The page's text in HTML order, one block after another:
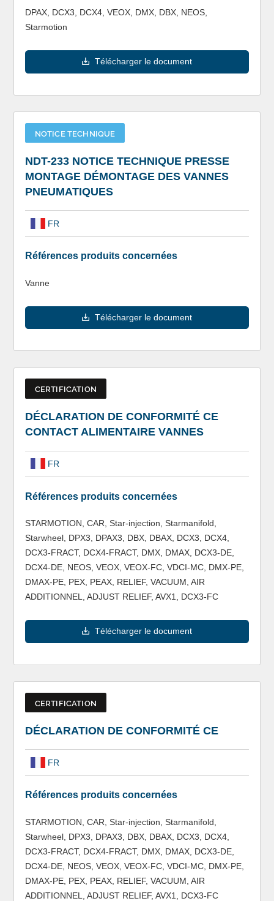
DPAX, DCX3, DCX4, VEOX, DMX, DBX, NEOS,
Starmotion
Télécharger le document
NOTICE TECHNIQUE
NDT-233 NOTICE TECHNIQUE PRESSE
MONTAGE DÉMONTAGE DES VANNES
PNEUMATIQUES
FR
Références produits concernées
Vanne
Télécharger le document
CERTIFICATION
DÉCLARATION DE CONFORMITÉ CE
CONTACT ALIMENTAIRE VANNES
FR
Références produits concernées
STARMOTION, CAR, Star-injection, Starmanifold,
Starwheel, DPX3, DPAX3, DBX, DBAX, DCX3, DCX4,
DCX3-FRACT, DCX4-FRACT, DMX, DMAX, DCX3-DE,
DCX4-DE, NEOS, VEOX, VEOX-FC, VDCI-MC, DMX-PE,
DMAX-PE, PEX, PEAX, RELIEF, VACUUM, AIR
ADDITIONNEL, ADJUST RELIEF, AVX1, DCX3-FC
Télécharger le document
CERTIFICATION
DÉCLARATION DE CONFORMITÉ CE
FR
Références produits concernées
STARMOTION, CAR, Star-injection, Starmanifold,
Starwheel, DPX3, DPAX3, DBX, DBAX, DCX3, DCX4,
DCX3-FRACT, DCX4-FRACT, DMX, DMAX, DCX3-DE,
DCX4-DE, NEOS, VEOX, VEOX-FC, VDCI-MC, DMX-PE,
DMAX-PE, PEX, PEAX, RELIEF, VACUUM, AIR
ADDITIONNEL, ADJUST RELIEF, AVX1, DCX3-FC